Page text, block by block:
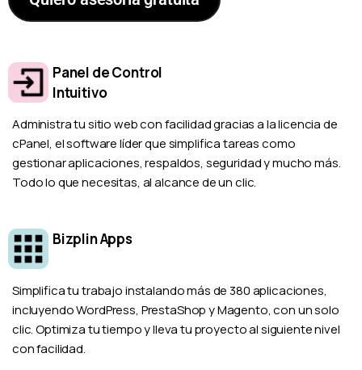
Panel de Control
Intuitivo
Administra tu sitio web con facilidad gracias a la licencia de
cPanel, el software líder que simplifica tareas como
gestionar aplicaciones, respaldos, seguridad y mucho más.
Todo lo que necesitas, al alcance de un clic.
Bizplin Apps
Simplifica tu trabajo instalando más de 380 aplicaciones,
incluyendo WordPress, PrestaShop y Magento, con un solo
clic. Optimiza tu tiempo y lleva tu proyecto al siguiente nivel
con facilidad.